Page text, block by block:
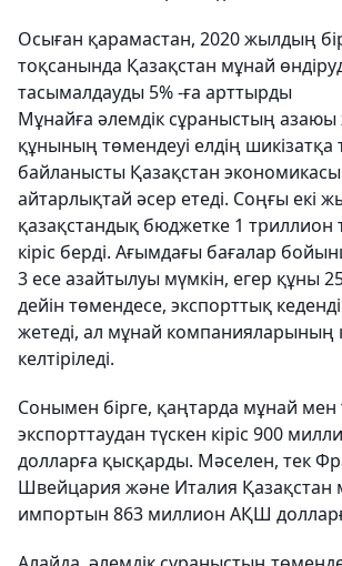
Осыған қарамастан, 2020 жылдың
тоқсанында Қазақстан мұнай
тасымалдауды 5% -ға арттырды
Мұнайға әлемдік сұраныстың
құнының төмендеуі елдің шикізатқа
байланысты Қазақстан
айтарлықтай әсер етеді. Соңғы екі
қазақстандық бюджетке 1 триллион
кіріс берді. Ағымдағы бағалар
3 есе азайтылуы мүмкін, егер құны
дейін төмендесе, экспорттық
жетеді, ал мұнай компанияларының
келтіріледі.
Сонымен бірге, қаңтарда мұнай мен
экспорттаудан түскен кіріс 900
долларға қысқарды. Мәселен, тек
Швейцария және Италия
импортын 863 миллион АҚШ